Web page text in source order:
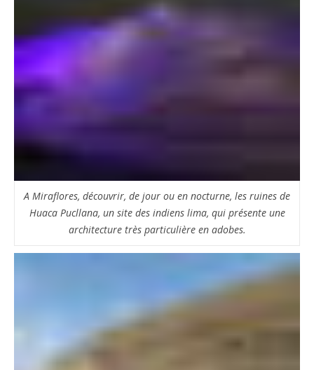
A Miraflores, découvrir, de jour ou en nocturne, les ruines de
Huaca Pucllana, un site des indiens lima, qui présente une
architecture très particulière en adobes.